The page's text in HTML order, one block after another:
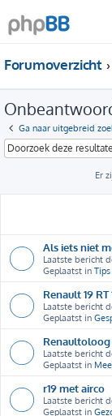
Forumoverzicht
Ga naar uitgebreid
Er
Als iets niet
Laatste bericht
Geplaatst in
Renault 19 RT
Laatste bericht
Geplaatst in
Renaultoloog
Laatste bericht
Geplaatst in
r19 met airco
Laatste bericht
Geplaatst in